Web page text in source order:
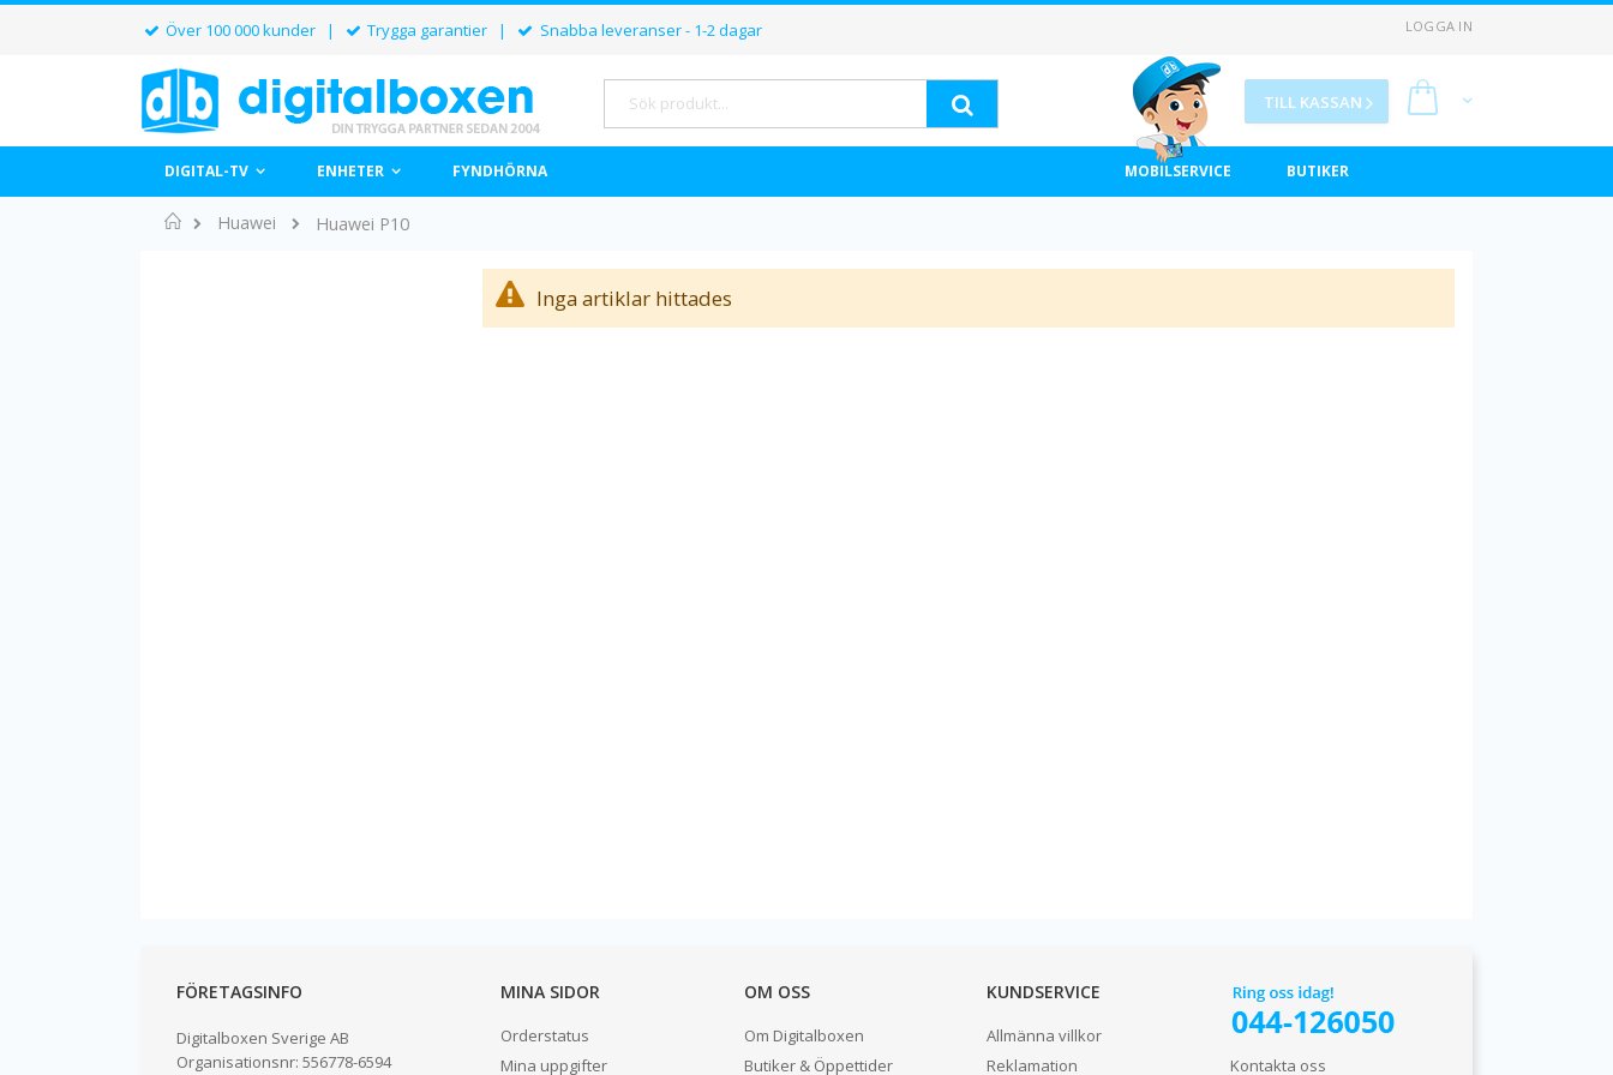
Över 100 000 kunder | Trygga garantier | Snabba leveranser - 1-2 dagarHoppa
innehållet
LOGGA IN
Min kundvagn
TILL KASSAN
DIGITAL-TV ENHETER FYNDHÖRNA MOBILSERVICE BUTIKER
Hem
Huawei Huawei P10
Inga artiklar hittades
FÖRETAGSINFO
Digitalboxen Sverige AB
Organisationsnr: 556778-6594
MINA SIDOR
Orderstatus
Mina uppgifter
OM OSS
Om Digitalboxen
Butiker & Öppettider
KUNDSERVICE
Allmänna villkor
Reklamation
Kontakta oss